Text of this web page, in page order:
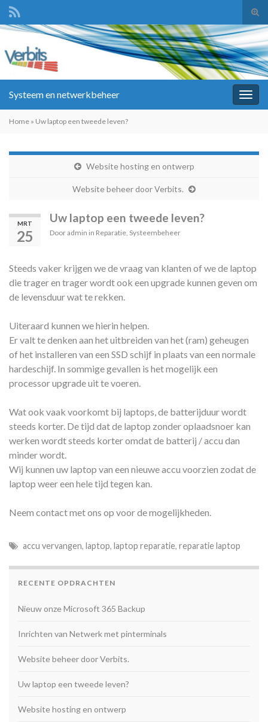
Search for:
Systeem en netwerkbeheer
Home » Uw laptop een tweede leven?
Website hosting en ontwerp
Website beheer door Verbits.
MRT
25
Uw laptop een tweede leven?
Dooradmin in Reparatie, Systeembeheer
Steeds vaker krijgen we de vraag van klanten of we de laptop
die trager en trager wordt ook een upgrade kunnen geven om
de levensduur wat te rekken.
Uiteraard kunnen we hierin helpen.
Er valt te denken aan het uitbreiden van het (ram) geheugen
of het installeren van een SSD schijf in plaats van een normale
hardeschijf. In sommige gevallen is het mogelijk een
processor upgrade uit te voeren.
Wat ook vaak voorkomt bij laptops, de batterijduur wordt
steeds korter. De tijd dat de laptop zonder oplaadsnoer kan
werken wordt steeds korter omdat de batterij / accu dan
minder wordt.
Wij kunnen uw laptop van een nieuwe accu voorzien zodat de
laptop weer een hele tijd tegen kan.
Neem contact met ons op voor de mogelijkheden.
accu vervangen, laptop, laptop reparatie, reparatie laptop
RECENTE OPDRACHTEN
Nieuw onze Microsoft 365 Backup
Inrichten van Netwerk met pinterminals
Website beheer door Verbits.
Uw laptop een tweede leven?
Website hosting en ontwerp